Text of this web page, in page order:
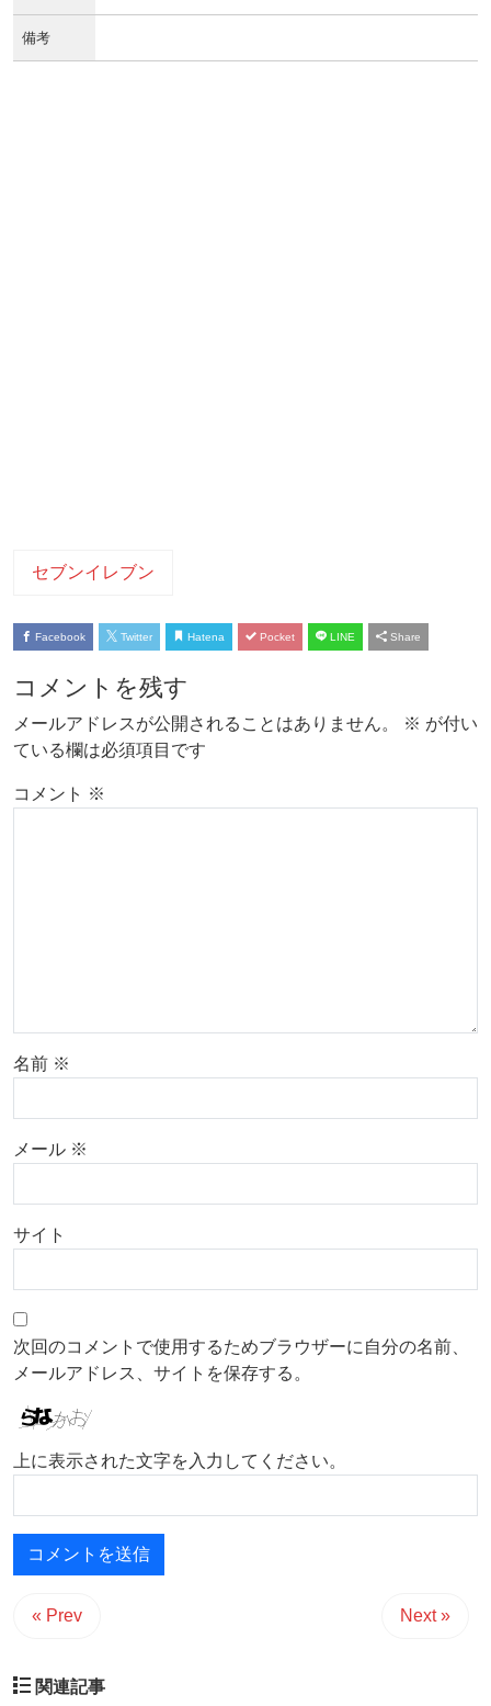
備考
セブンイレブン
Facebook Twitter Hatena Pocket LINE Share
コメントを残す
メールアドレスが公開されることはありません。 ※ が付い
ている欄は必須項目です
コメント ※
名前 ※
メール ※
サイト
次回のコメントで使用するためブラウザーに自分の名前、
メールアドレス、サイトを保存する。
上に表示された文字を入力してください。
« Prev Next »
関連記事